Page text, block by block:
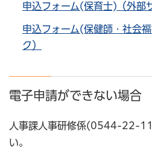
申込フォーム(保育士)（外部
申込フォーム(保健師・社会
ク）
電子申請ができない場合
人事課人事研修係(0544-22-
い。